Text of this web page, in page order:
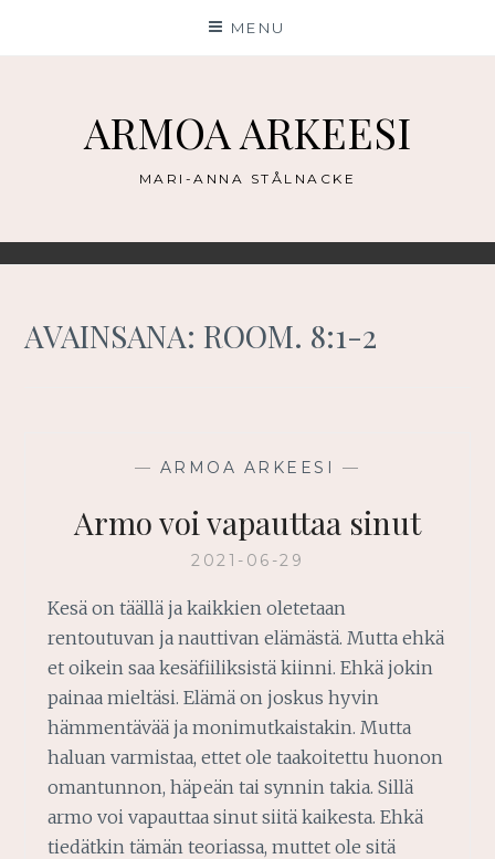
MENU
ARMOA ARKEESI
MARI-ANNA STÅLNACKE
AVAINSANA:ROOM. 8:1-2
— ARMOA ARKEESI —
Armo voi vapauttaa sinut
2021-06-29
Kesä on täällä ja kaikkien oletetaan
rentoutuvan ja nauttivan elämästä. Mutta ehkä
et oikein saa kesäfiiliksistä kiinni. Ehkä jokin
painaa mieltäsi. Elämä on joskus hyvin
hämmentävää ja monimutkaistakin. Mutta
haluan varmistaa, ettet ole taakoitettu huonon
omantunnon, häpeän tai synnin takia. Sillä
armo voi vapauttaa sinut siitä kaikesta. Ehkä
tiedätkin tämän teoriassa, muttet ole sitä